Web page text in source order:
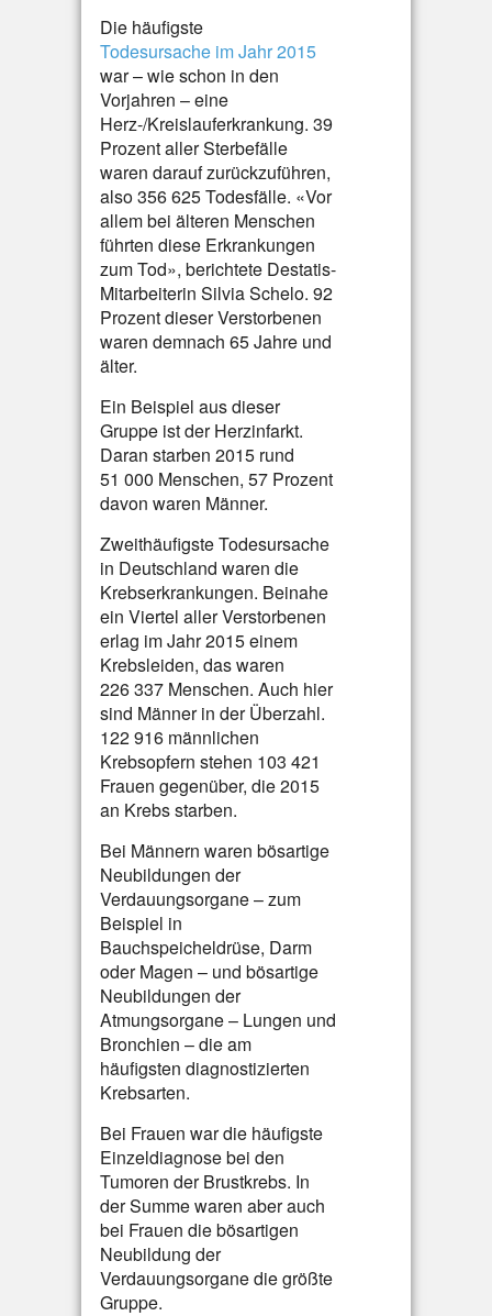
Die häufigste
Todesursache im Jahr 2015
war – wie schon in den
Vorjahren – eine
Herz-/Kreislauferkrankung. 39
Prozent aller Sterbefälle
waren darauf zurückzuführen,
also 356 625 Todesfälle. «Vor
allem bei älteren Menschen
führten diese Erkrankungen
zum Tod», berichtete Destatis-
Mitarbeiterin Silvia Schelo. 92
Prozent dieser Verstorbenen
waren demnach 65 Jahre und
älter.
Ein Beispiel aus dieser
Gruppe ist der Herzinfarkt.
Daran starben 2015 rund
51 000 Menschen, 57 Prozent
davon waren Männer.
Zweithäufigste Todesursache
in Deutschland waren die
Krebserkrankungen. Beinahe
ein Viertel aller Verstorbenen
erlag im Jahr 2015 einem
Krebsleiden, das waren
226 337 Menschen. Auch hier
sind Männer in der Überzahl.
122 916 männlichen
Krebsopfern stehen 103 421
Frauen gegenüber, die 2015
an Krebs starben.
Bei Männern waren bösartige
Neubildungen der
Verdauungsorgane – zum
Beispiel in
Bauchspeicheldrüse, Darm
oder Magen – und bösartige
Neubildungen der
Atmungsorgane – Lungen und
Bronchien – die am
häufigsten diagnostizierten
Krebsarten.
Bei Frauen war die häufigste
Einzeldiagnose bei den
Tumoren der Brustkrebs. In
der Summe waren aber auch
bei Frauen die bösartigen
Neubildung der
Verdauungsorgane die größte
Gruppe.